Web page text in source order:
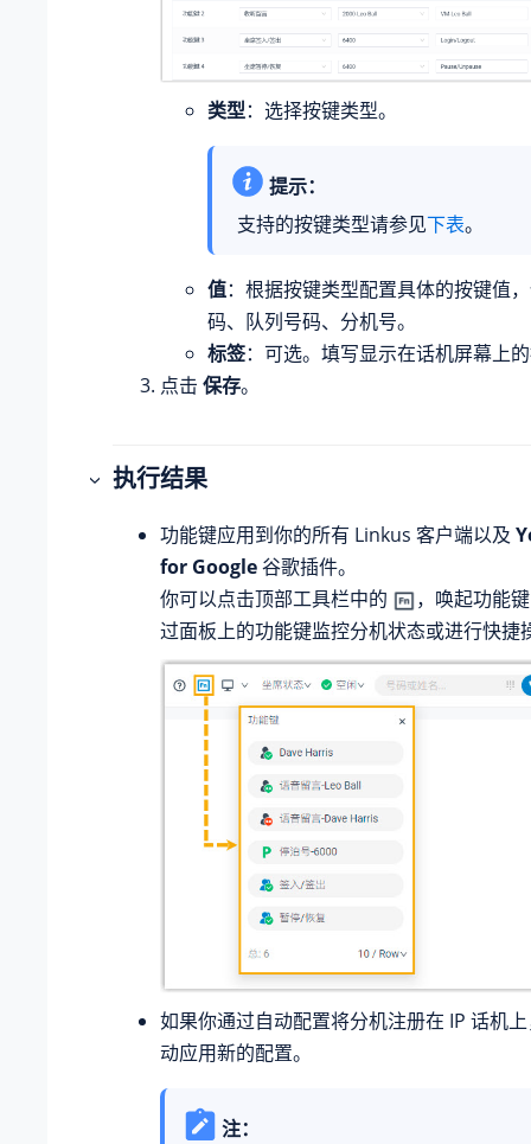
类型：选择按键类型。
提示：
支持的按键类型请参见下表。
值：根据按键类型配置具体的按键值
码、队列号码、分机号。
标签：可选。填写显示在话机屏幕上
点击 保存。
执行结果
功能键应用到你的所有 Linkus 客户端以及
for Google谷歌插件。
你可以点击顶部工具栏中的
，唤起功能
过面板上的功能键监控分机状态或进行快捷
如果你通过自动配置将分机注册在 IP 话机
动应用新的配置。
注：